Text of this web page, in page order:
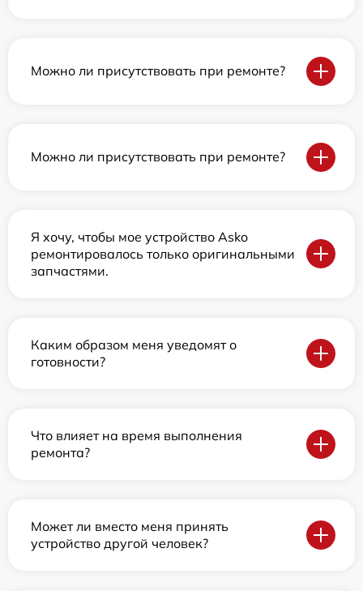
Можно ли присутствовать при ремонте?
Можно ли присутствовать при ремонте?
Я хочу, чтобы мое устройство Asko
ремонтировалось только оригинальными
запчастями.
Каким образом меня уведомят о
готовности?
Что влияет на время выполнения
ремонта?
Может ли вместо меня принять
устройство другой человек?